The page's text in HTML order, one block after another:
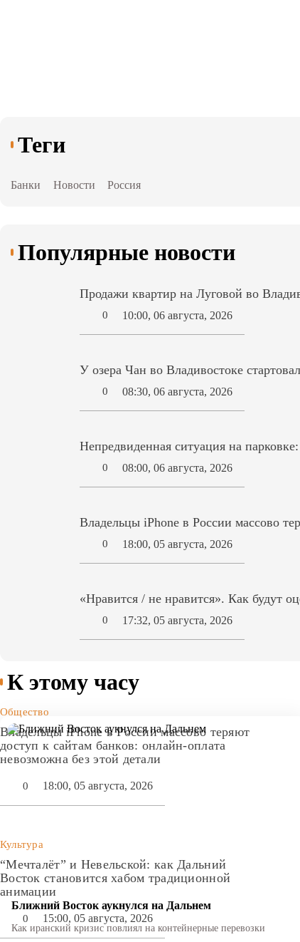
Теги
Банки Новости Россия
Популярные новости
Продажи квартир на Луговой во
0 10:00, 06 августа, 2026
У озера Чан во Владивостоке
0 08:30, 06 августа, 2026
Непредвиденная ситуация на парковке:
0 08:00, 06 августа, 2026
Владельцы iPhone в России массово
0 18:00, 05 августа, 2026
«Нравится / не нравится». Как будут
0 17:32, 05 августа, 2026
К этому часу
Общество
Владельцы iPhone в России массово теряют
доступ к сайтам банков: онлайн-оплата
невозможна без этой детали
0 18:00, 05 августа, 2026
Культура
“Мечталёт” и Невельской: как Дальний
Восток становится хабом традиционной
анимации
0 15:00, 05 августа, 2026
Ближний Восток аукнулся на Дальнем
Как иранский кризис повлиял на контейнерные перевозки